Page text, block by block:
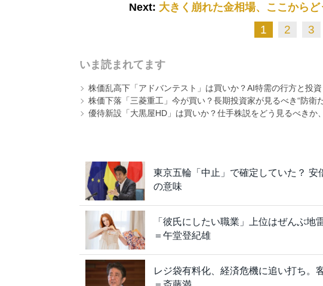
Next: 大きく崩れた金相場、ここから
1 2 3
いま読まれてます
株価乱高下「アドバンテスト」は買いか？AI特需の行方と投
株価下落「三菱重工」今が買い？長期投資家が見るべき“防衛
優待新設「大黒屋HD」は買いか？仕手株説をどう見るべきか
東京五輪「中止」で確定していた？
の意味
「彼氏にしたい職業」上位はぜんぶ
＝午堂登紀雄
レジ袋有料化、経済危機に追い打ち。